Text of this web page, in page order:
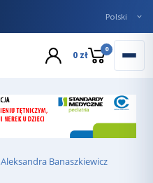
0 zł 0
Aleksandra Banaszkiewicz